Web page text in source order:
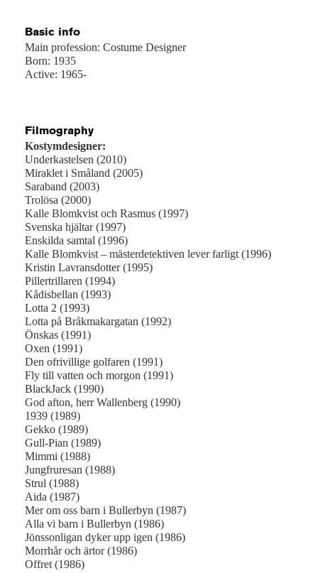
Basic info
Main profession: Costume Designer
Born: 1935
Active: 1965-
Filmography
Kostymdesigner:
Underkastelsen (2010)
Miraklet i Småland (2005)
Saraband (2003)
Trolösa (2000)
Kalle Blomkvist och Rasmus (1997)
Svenska hjältar (1997)
Enskilda samtal (1996)
Kalle Blomkvist – mästerdetektiven lever farligt (1996)
Kristin Lavransdotter (1995)
Pillertrillaren (1994)
Kådisbellan (1993)
Lotta 2 (1993)
Lotta på Bråkmakargatan (1992)
Önskas (1991)
Oxen (1991)
Den ofrivillige golfaren (1991)
Fly till vatten och morgon (1991)
BlackJack (1990)
God afton, herr Wallenberg (1990)
1939 (1989)
Gekko (1989)
Gull-Pian (1989)
Mimmi (1988)
Jungfruresan (1988)
Strul (1988)
Aida (1987)
Mer om oss barn i Bullerbyn (1987)
Alla vi barn i Bullerbyn (1986)
Jönssonligan dyker upp igen (1986)
Morrhår och ärtor (1986)
Offret (1986)